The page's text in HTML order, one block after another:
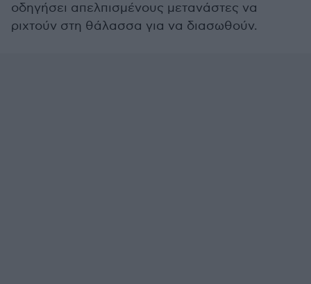
οδηγήσει απελπισμένους μετανάστες να
ριχτούν στη θάλασσα για να διασωθούν.